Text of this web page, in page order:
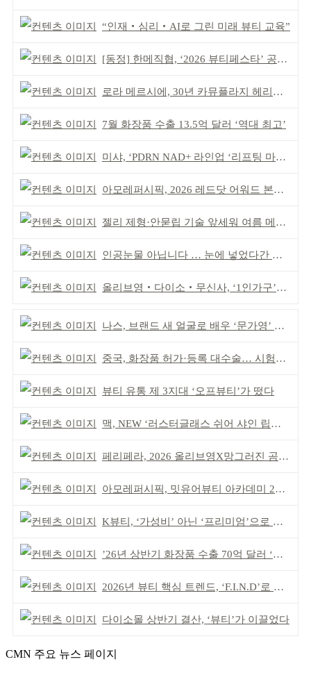
“인재‧심리‧AI로 그린 미래 뷰티 교육”
[동정] 한메직협, ‘2026 뷰티페스타’ 공동 주최
로라 메르시에, 30년 카뮤플라지 헤리티지 담아
7월 화장품 수출 13.5억 달러 ‘역대 최고’
미샤, ‘PDRN NAD+ 라인업 ‘리프팅 마스크’ 출시
아모레퍼시픽, 2026 레드닷 어워드 본상 2개 수상
젤리 제형·안묻립 기술 앞세워 여름 메이크업 시장 공략
인공눈물 아닙니다 … 눈에 넣었다간 각막 손상
올리브영‧다이소‧무신사, ‘1인가구’가 이끈다
나스, 브랜드 새 얼굴로 배우 ‘문가영’ 발탁
중국, 화장품 허가·등록 대수술… 시험자료 공용 허용
뷰티 유통 제 3지대 ‘오프뷰티’가 떴다
맥, NEW ‘러스터글래스 쉬어 샤인 립스틱’ 출시
페리페라, 2026 올리브영X망그러진 곰 콜라보
아모레퍼시픽, 밋유어뷰티 아카데미 2기 발대식
K뷰티, ‘가성비’ 아닌 ‘프리미엄’으로 승부걸어야
’26년 상반기 화장품 수출 70억 달러 ‘역대 최고’
2026년 뷰티 핵심 트렌드, ‘F.I.N.D’로 읽는다
다이소몰 상반기 결산, ‘뷰티’가 이끌었다
CMN 주요 뉴스 페이지